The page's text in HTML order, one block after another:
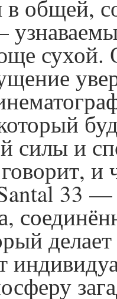
в
сухой.
силы и
и
33